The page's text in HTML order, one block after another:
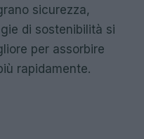
sicurezza,
di sostenibilità si
per assorbire
rapidamente.